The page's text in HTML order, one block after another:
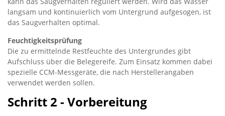
langsam und kontinuierlich vom Untergrund aufgesogen, ist
das Saugverhalten optimal.
Feuchtigkeitsprüfung
Die zu ermittelnde Restfeuchte des Untergrundes gibt
Aufschluss über die Belegereife. Zum Einsatz kommen dabei
spezielle CCM-Messgeräte, die nach Herstellerangaben
verwendet werden sollen.
Schritt 2 - Vorbereitung